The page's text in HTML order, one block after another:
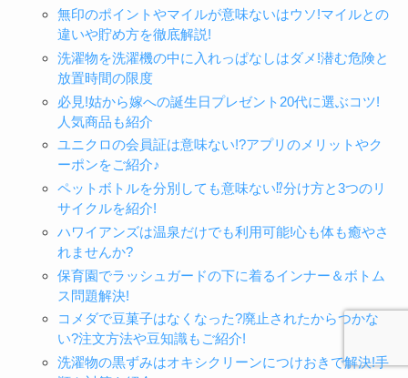
無印のポイントやマイルが意味ないはウソ!マイルとの
違いや貯め方を徹底解説!
洗濯物を洗濯機の中に入れっぱなしはダメ!潜む危険と
放置時間の限度
必見!姑から嫁への誕生日プレゼント20代に選ぶコツ!
人気商品も紹介
ユニクロの会員証は意味ない!?アプリのメリットやク
ーポンをご紹介♪
ペットボトルを分別しても意味ない⁉分け方と3つのリ
サイクルを紹介!
ハワイアンズは温泉だけでも利用可能!心も体も癒やさ
れませんか?
保育園でラッシュガードの下に着るインナー＆ボトム
ス問題解決!
コメダで豆菓子はなくなった?廃止されたからつかな
い?注文方法や豆知識もご紹介!
洗濯物の黒ずみはオキシクリーンにつけおきで解決!手